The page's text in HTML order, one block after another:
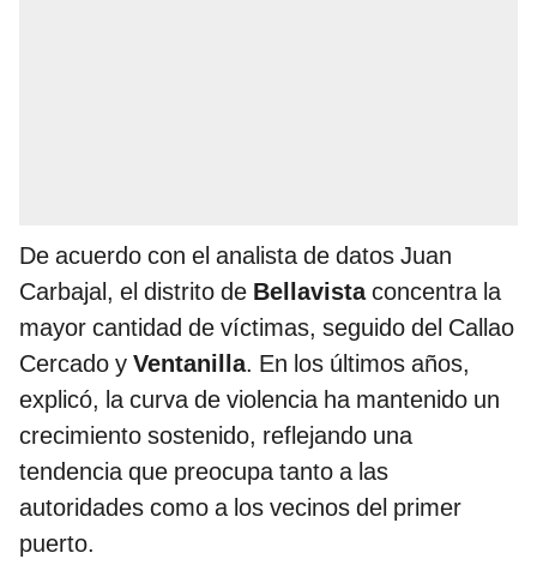
De acuerdo con el analista de datos Juan
Carbajal, el distrito de Bellavistaconcentra la
mayor cantidad de víctimas, seguido del Callao
Cercado y Ventanilla. En los últimos años,
explicó, la curva de violencia ha mantenido un
crecimiento sostenido, reflejando una
tendencia que preocupa tanto a las
autoridades como a los vecinos del primer
puerto.